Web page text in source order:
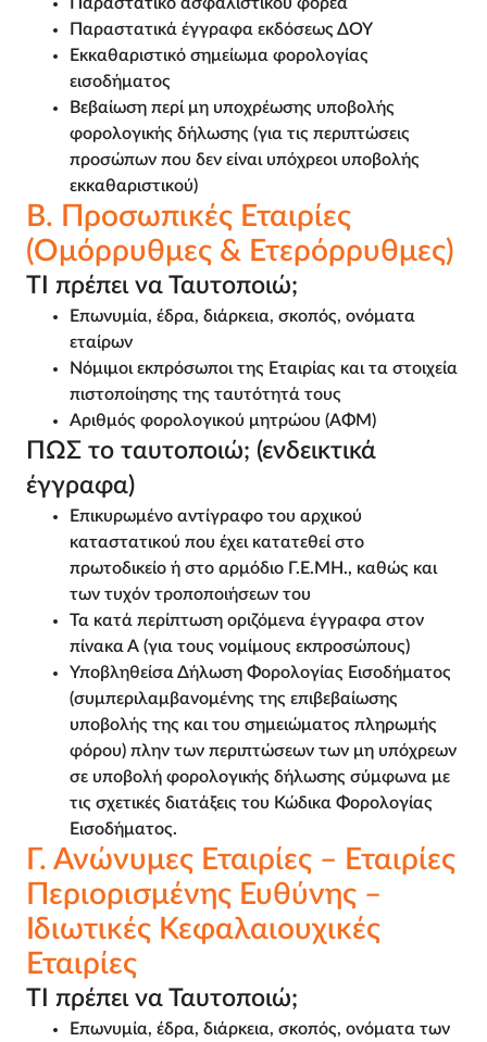
Παραστατικά έγγραφα εκδόσεως ΔΟΥ
Εκκαθαριστικό σημείωμα φορολογίας
εισοδήματος
Βεβαίωση περί μη υποχρέωσης υποβολής
φορολογικής δήλωσης (για τις περιπτώσεις
προσώπων που δεν είναι υπόχρεοι υποβολής
εκκαθαριστικού)
Β. Προσωπικές Εταιρίες
(Ομόρρυθμες & Ετερόρρυθμες)
ΤΙ πρέπει να Ταυτοποιώ;
Επωνυμία, έδρα, διάρκεια, σκοπός, ονόματα
εταίρων
Νόμιμοι εκπρόσωποι της Εταιρίας και τα στοιχεία
πιστοποίησης της ταυτότητά τους
Αριθμός φορολογικού μητρώου (ΑΦΜ)
ΠΩΣ το ταυτοποιώ; (ενδεικτικά
έγγραφα)
Επικυρωμένο αντίγραφο του αρχικού
καταστατικού που έχει κατατεθεί στο
πρωτοδικείο ή στο αρμόδιο Γ.Ε.ΜΗ., καθώς και
των τυχόν τροποποιήσεων του
Τα κατά περίπτωση οριζόμενα έγγραφα στον
πίνακα Α (για τους νομίμους εκπροσώπους)
Υποβληθείσα Δήλωση Φορολογίας Εισοδήματος
(συμπεριλαμβανομένης της επιβεβαίωσης
υποβολής της και του σημειώματος πληρωμής
φόρου) πλην των περιπτώσεων των μη υπόχρεων
σε υποβολή φορολογικής δήλωσης σύμφωνα με
τις σχετικές διατάξεις του Κώδικα Φορολογίας
Εισοδήματος.
Γ. Ανώνυμες Εταιρίες – Εταιρίες
Περιορισμένης Ευθύνης –
Ιδιωτικές Κεφαλαιουχικές
Εταιρίες
ΤΙ πρέπει να Ταυτοποιώ;
Επωνυμία, έδρα, διάρκεια, σκοπός, ονόματα των